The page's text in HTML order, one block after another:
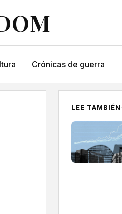
Crónicas de guerra
LEE TAMBIÉN